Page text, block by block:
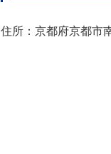
住所：京都府京都市